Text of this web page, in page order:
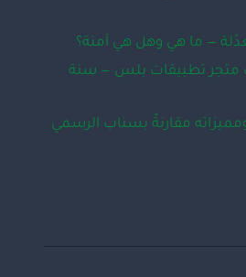
— ما هي وهل هي آمنة؟
متجر تطبيقات بلس — سنة
مقارنةً بسناب الرسمي